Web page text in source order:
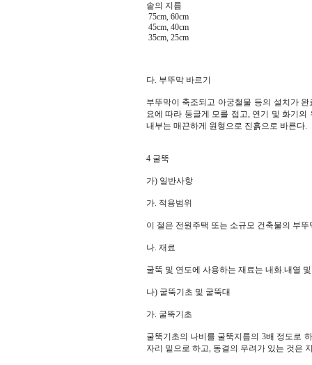
솥의 지름
75cm, 60cm
45cm, 40cm
35cm, 25cm
다. 부뚜막 바르기
부뚜막이 축조되고 아궁철물 등의 설치가
요에 따라 둥글게 모를 접고, 연기 및 화기
내부는 매끈하게 원형으로 진흙으로 바른다.
4 굴뚝
가) 일반사항
가. 적용범위
이 절은 전원주택 또는 소규모 건축물의 부
나. 재료
굴뚝 및 연도에 사용하는 재료는 내화.내열
나) 굴뚝기초 및 굴뚝대
가. 굴뚝기초
굴뚝기초의 나비를 굴뚝지름의 3배 정도로
자리 밑으로 하고, 동결의 우려가 있는 것은